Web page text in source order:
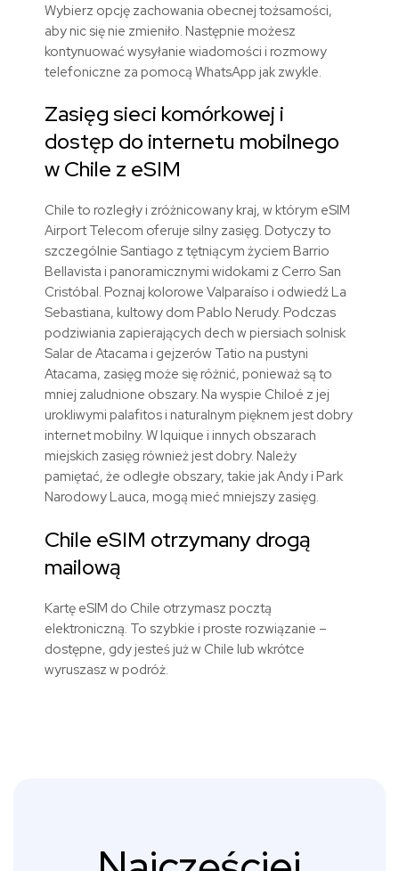
Wybierz opcję zachowania obecnej tożsamości,
aby nic się nie zmieniło. Następnie możesz
kontynuować wysyłanie wiadomości i rozmowy
telefoniczne za pomocą WhatsApp jak zwykle.
Zasięg sieci komórkowej i
dostęp do internetu mobilnego
w Chile z eSIM
Chile to rozległy i zróżnicowany kraj, w którym eSIM
Airport Telecom oferuje silny zasięg. Dotyczy to
szczególnie Santiago z tętniącym życiem Barrio
Bellavista i panoramicznymi widokami z Cerro San
Cristóbal. Poznaj kolorowe Valparaíso i odwiedź La
Sebastiana, kultowy dom Pablo Nerudy. Podczas
podziwiania zapierających dech w piersiach solnisk
Salar de Atacama i gejzerów Tatio na pustyni
Atacama, zasięg może się różnić, ponieważ są to
mniej zaludnione obszary. Na wyspie Chiloé z jej
urokliwymi palafitos i naturalnym pięknem jest dobry
internet mobilny. W Iquique i innych obszarach
miejskich zasięg również jest dobry. Należy
pamiętać, że odległe obszary, takie jak Andy i Park
Narodowy Lauca, mogą mieć mniejszy zasięg.
Chile eSIM otrzymany drogą
mailową
Kartę eSIM do Chile otrzymasz pocztą
elektroniczną. To szybkie i proste rozwiązanie –
dostępne, gdy jesteś już w Chile lub wkrótce
wyruszasz w podróż.